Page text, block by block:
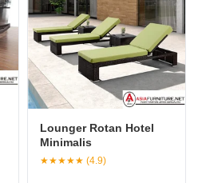
Lounger Rotan Hotel
Minimalis
★★★★★ (4.9)